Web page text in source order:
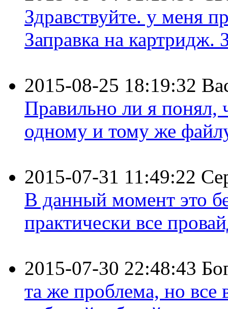
Здравствуйте. у меня
Заправка на картридж.
2015-08-25 18:19:32
Правильно ли я понял,
одному и тому же
2015-07-31 11:49:22
В данный момент это
практически все
2015-07-30 22:48:43
та же проблема, но все